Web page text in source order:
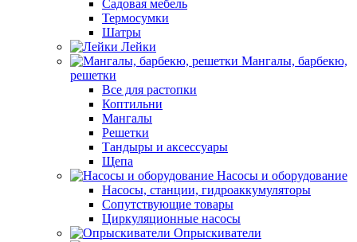
Садовая мебель
Термосумки
Шатры
Лейки
Мангалы, барбекю,
решетки
Все для растопки
Коптильни
Мангалы
Решетки
Тандыры и аксессуары
Щепа
Насосы и оборудование
Насосы, станции, гидроаккумуляторы
Сопутствующие товары
Циркуляционные насосы
Опрыскиватели